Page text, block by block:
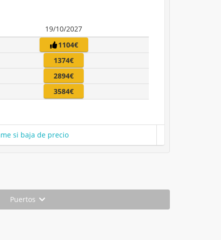
19/10/2027
1104€
1374€
2894€
3584€
si baja de precio
Puertos